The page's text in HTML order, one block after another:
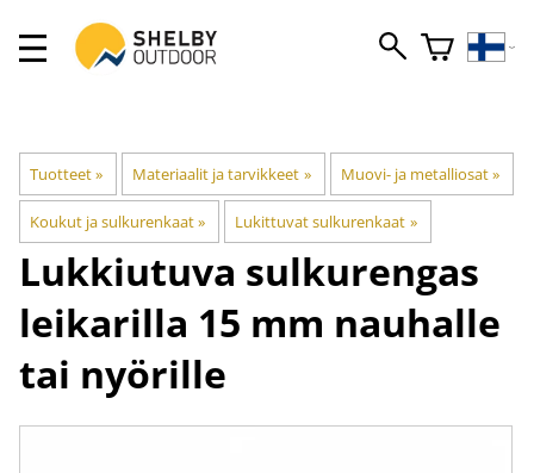
Tuotteet‪» Materiaalit ja tarvikkeet ‪» Muovi- ja metalliosat‪»
Koukut ja sulkurenkaat‪» Lukittuvat sulkurenkaat ‪»
Lukkiutuva sulkurengas
leikarilla 15 mm nauhalle
tai nyörille